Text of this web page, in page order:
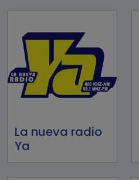
La nueva radio
Ya